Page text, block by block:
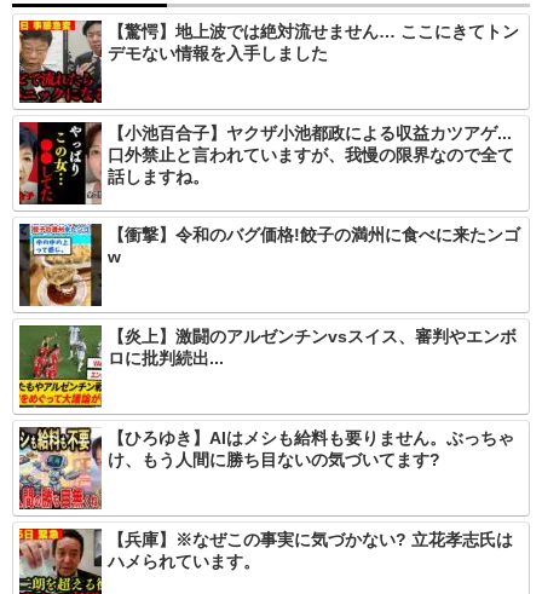
【驚愕】地上波では絶対流せません… ここにきてトン
デモない情報を入手しました
【小池百合子】ヤクザ小池都政による収益カツアゲ...
口外禁止と言われていますが、我慢の限界なので全て
話しますね。
【衝撃】令和のバグ価格!餃子の満州に食べに来たンゴ
w
【炎上】激闘のアルゼンチンvsスイス、審判やエンボ
ロに批判続出...
【ひろゆき】AIはメシも給料も要りません。ぶっちゃ
け、もう人間に勝ち目ないの気づいてます?
【兵庫】※なぜこの事実に気づかない? 立花孝志氏は
ハメられています。